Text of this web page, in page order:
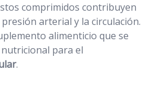
comprimidos contribuyen
arterial y la circulación.
alimenticio que se
para el
.